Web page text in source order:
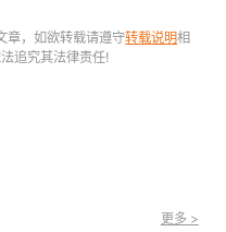
章，如欲转载请遵守转载说明相
追究其法律责任!
更多 >